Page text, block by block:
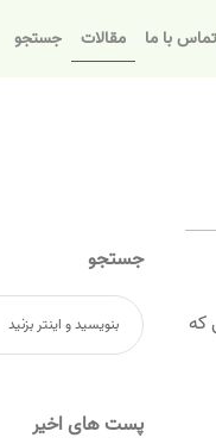
تماس با ما مقالات جستجو
که
جستجو
پست های اخیر